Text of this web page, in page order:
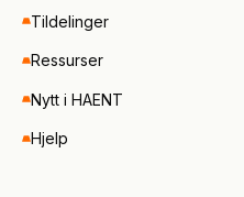
Tildelinger
Ressurser
Nytt i HAENT
Hjelp